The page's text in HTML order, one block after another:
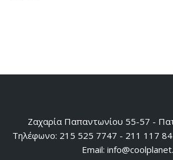
Ζαχαρία Παπαντωνίου 55-57 -
Τηλέφωνο: 215 525 7747 - 211 117
Email: